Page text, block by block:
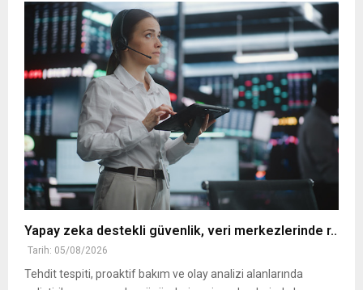
Yapay zeka destekli güvenlik, veri merkezlerinde r..
Tarih: 05/08/2026
Tehdit tespiti, proaktif bakım ve olay analizi alanlarında